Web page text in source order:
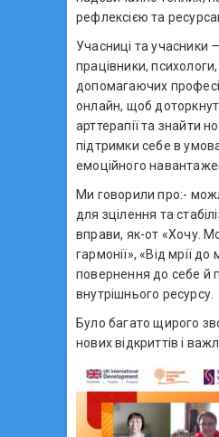
рефлексією та
Учасниці та учасники
працівники, психологи,
допомагаючих
онлайн, щоб
арттерапії та знайти
підтримки себе в
емоційного
Ми говорили про:-
для зцілення та
вправи, як-от «Хочу.
гармонії», «Від мрії
повернення до себе й
внутрішнього ресурсу.
Було багато щирого
нових відкриттів і